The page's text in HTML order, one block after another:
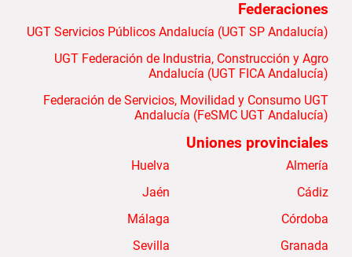
Federaciones
UGT Servicios Públicos Andalucía (UGT SP Andalucía)
UGT Federación de Industria, Construcción y Agro
Andalucía (UGT FICA Andalucía)
Federación de Servicios, Movilidad y Consumo UGT
Andalucía (FeSMC UGT Andalucía)
Uniones provinciales
Almería
Cádiz
Córdoba
Granada
Huelva
Jaén
Málaga
Sevilla